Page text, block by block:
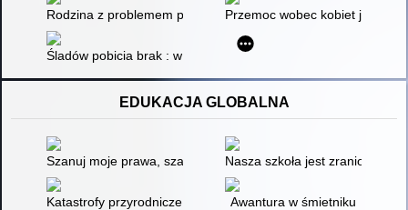
Rodzina z problemem przemocy jako środowisko
Przemoc wobec kobiet jako
Śladów pobicia brak : w pułapce przemocy domowej / Rachel
EDUKACJA GLOBALNA
Szanuj moje prawa, szanuj moją godność. Moduł 4,
Nasza szkoła jest zraniona :
Katastrofy przyrodnicze Awantura w śmietniku